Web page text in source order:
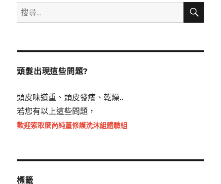
搜
尋
鍵
搜
頭髮出現這些問題?
頭皮味道重、頭皮發癢、乾燥..
若您有以上這些問題，
歡迎索取麼尚純薑修護洗沐組體驗組
標籤